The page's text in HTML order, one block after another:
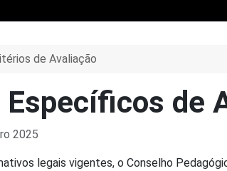
de Avaliação
de
2025
legais vigente​s, o Conselho